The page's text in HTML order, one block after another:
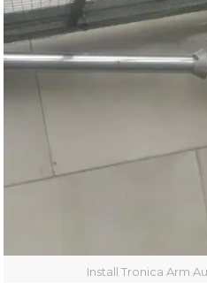
Install Tronica Arm